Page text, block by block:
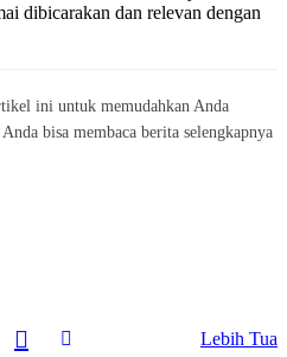
dibicarakan dan relevan dengan
ini untuk memudahkan Anda
bisa membaca berita selengkapnya
Lebih Tua